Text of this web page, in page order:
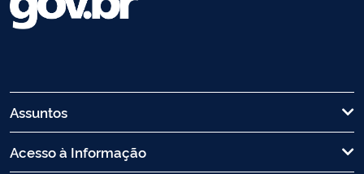
Assuntos
Acesso à Informação